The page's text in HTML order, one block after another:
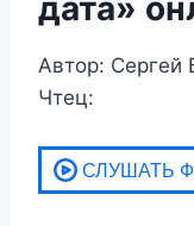
дата»
Автор: Сергей
Чтец: